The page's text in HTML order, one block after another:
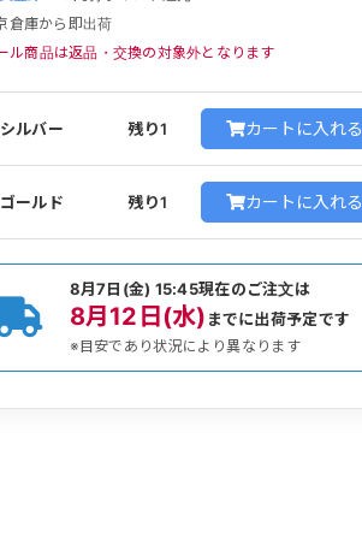
倉庫から即出荷
ル商品は返品・交換の対象外となります
シルバー 残り1 カートに入れる
ゴールド 残り1 カートに入れる
8月7日(金) 15:45現在のご注文は
8月12日(水) までに出荷予定です
※目安であり状況により異なります